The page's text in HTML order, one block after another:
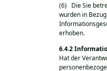
(6) Die Sie
wurden in
erhoben.
Hat der